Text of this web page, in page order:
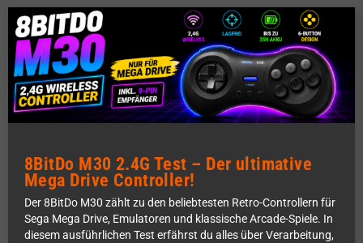
8BitDo M30 2.4G Test – Der ultimative
Mega Drive Controller!
Der 8BitDo M30 zählt zu den beliebtesten Retro-Controllern für
Sega Mega Drive, Emulatoren und klassische Arcade-Spiele. In
diesem ausführlichen Test erfährst du alles über Verarbeitung,